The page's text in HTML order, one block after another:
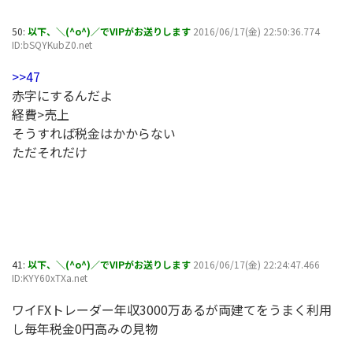
50: 以下、＼(^o^)／でVIPがお送りします 2016/06/17(金) 22:50:36.774
ID:bSQYKubZ0.net
>>47
赤字にするんだよ
経費>売上
そうすれば税金はかからない
ただそれだけ
41: 以下、＼(^o^)／でVIPがお送りします 2016/06/17(金) 22:24:47.466
ID:KYY60xTXa.net
ワイFXトレーダー年収3000万あるが両建てをうまく利用
し毎年税金0円高みの見物